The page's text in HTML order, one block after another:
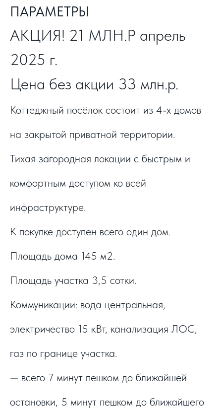
ПАРАМЕТРЫ
АКЦИЯ! 21 МЛН.Р апрель
2025 г.
Цена без акции 33 млн.р.
Коттеджный посёлок состоит из 4-х домов
на закрытой приватной территории.
Тихая загородная локации с быстрым и
комфортным доступом ко всей
инфраструктуре.
К покупке доступен всего один дом.
Площадь дома 145 м2.
Площадь участка 3,5 сотки.
Коммуникации: вода центральная,
электричество 15 кВт, канализация ЛОС,
газ по границе участка.
— всего 7 минут пешком до ближайшей
остановки, 5 минут пешком до ближайшего